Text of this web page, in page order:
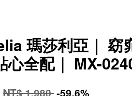
瑪莎利亞｜ 窈
心全配｜ MX-
NT$ 1,980-59.6%